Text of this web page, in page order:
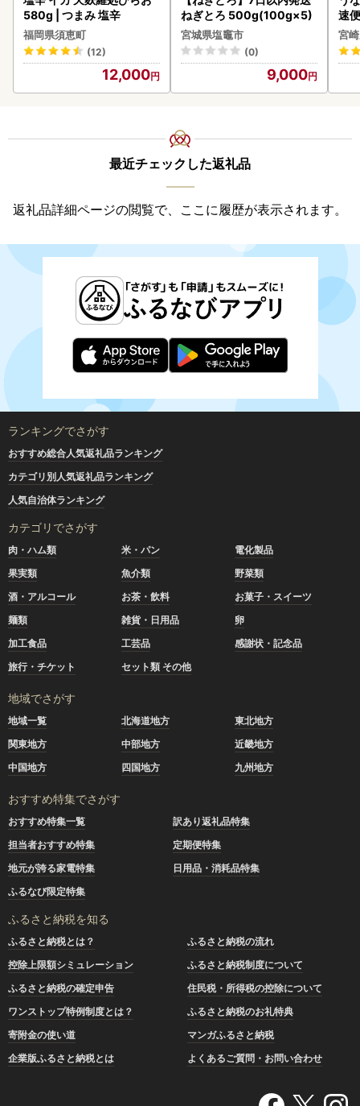
580g | つまみ 塩辛
福岡県須恵町
(12)
12,000
ねぎとろ 500g(100g×5)
宮城県塩竈市
(0)
9,000
速
g以
宮
最近チェックした返礼品
返礼品詳細ページの閲覧で、ここに履歴が表示されます。
ランキングでさがす
おすすめ総合人気返礼品ランキング
カテゴリ別人気返礼品ランキング
人気自治体ランキング
カテゴリでさがす
肉・ハム類 米・パン
電化製品
果実類
魚介類
野菜類
酒・アルコール
お茶・飲料
お菓子・スイーツ
麺類
雑貨・日用品
卵
加工食品
工芸品
感謝状・記念品
旅行・チケット
セット類 その他
地域でさがす
地域一覧 北海道地方
東北地方
関東地方
中部地方
近畿地方
中国地方
四国地方 九州地方
おすすめ特集でさがす
おすすめ特集一覧
訳あり返礼品特集
担当者おすすめ特集
定期便特集
地元が誇る家電特集
日用品・消耗品特集
ふるなび限定特集
ふるさと納税を知る
ふるさと納税とは？
ふるさと納税の流れ
控除上限額シミュレーション
ふるさと納税制度について
ふるさと納税の確定申告
住民税・所得税の控除について
ワンストップ特例制度とは？
ふるさと納税のお礼特典
寄附金の使い道
マンガふるさと納税
企業版ふるさと納税とは
よくあるご質問・お問い合わせ